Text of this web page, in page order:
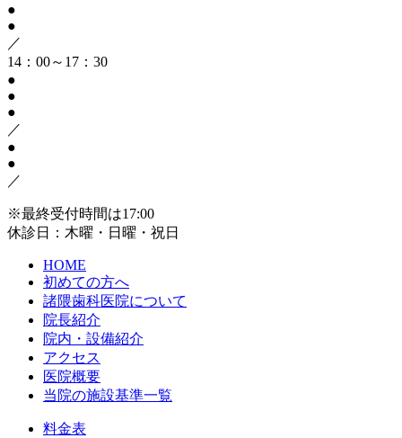
●
●
／
14：00～17：30
●
●
●
／
●
●
／
※最終受付時間は17:00
休診日：木曜・日曜・祝日
HOME
初めての方へ
諸隈歯科医院について
院長紹介
院内・設備紹介
アクセス
医院概要
当院の施設基準一覧
料金表